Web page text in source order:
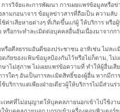
ารวิจัยและการพัฒนา การเผยแพร่ข้อมูลหรือข่
ามกอนาจาร ข้อมูลข่าวสารที่ถือเป็น ความลับ
ค่าเสียหายต่างๆ ที่เกิดขึ้นแก่ผู้ ให้บริการ หรือ
รือกระทำละเมิดต่อบุคคลอื่นอันเนื่องมาจากก
อศีลธรรมอันดีของประชาชน อาทิเช่น ไม่ละเ
ภัยของแฟ้มข้อมูลป้องกันไว้หรือไม่ก็ตาม, ไม่เ
าไม่สุภาพ ไม่เผยแพร่ข้อความที่ ทำให้ผู้อื่นเสี
ใดๆ อันเป็นการละเมิดสิทธิ์ของผู้อื่น หากมีกา
ริการแต่เพียงฝ่ายเดียวผู้ให้บริการไม่มีส่วนร่
เทศที่ไม่อนุญาตให้บุคคลภายนอกเข้าไปใช้งา